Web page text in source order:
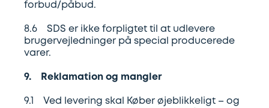
forbud/påbud.
8.6 SDS er ikke forpligtet til at udlevere
brugervejledninger på special producerede
varer.
9. Reklamation og mangler
9.1 Ved levering skal Køber øjeblikkeligt – og